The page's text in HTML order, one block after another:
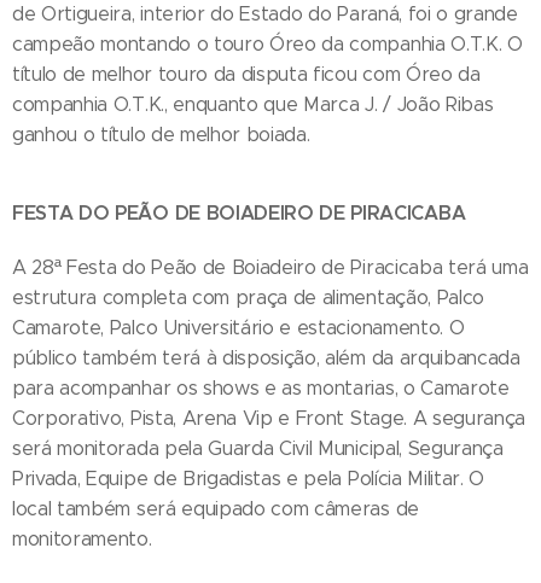
de Ortigueira, interior do Estado do Paraná, foi o grande
campeão montando o touro Óreo da companhia O.T.K. O
título de melhor touro da disputa ficou com Óreo da
companhia O.T.K., enquanto que Marca J. / João Ribas
ganhou o título de melhor boiada.
FESTA DO PEÃO DE BOIADEIRO DE PIRACICABA
A 28ª Festa do Peão de Boiadeiro de Piracicaba terá uma
estrutura completa com praça de alimentação, Palco
Camarote, Palco Universitário e estacionamento. O
público também terá à disposição, além da arquibancada
para acompanhar os shows e as montarias, o Camarote
Corporativo, Pista, Arena Vip e Front Stage. A segurança
será monitorada pela Guarda Civil Municipal, Segurança
Privada, Equipe de Brigadistas e pela Polícia Militar. O
local também será equipado com câmeras de
monitoramento.